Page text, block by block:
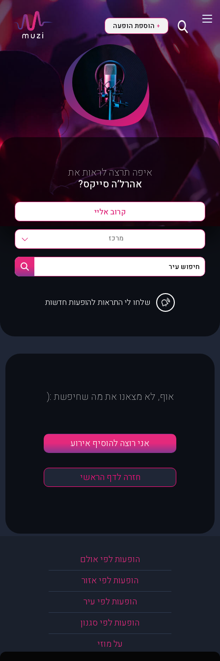
+ הוספת הופעה
איפה תרצה לראות את
אהרל’ה סייקס?
מרכז
שלחו לי התראות להופעות חדשות
אוף, לא מצאנו את מה שחיפשת :(
אני רוצה להוסיף אירוע
חזרה לדף הראשי
הופעות לפי אולם
הופעות לפי אזור
הופעות לפי עיר
הופעות לפי סגנון
על מוזי